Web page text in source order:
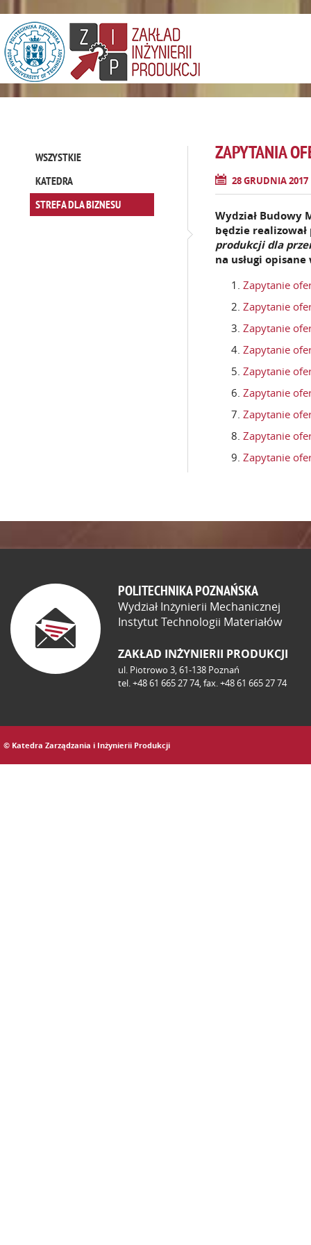
ZAPYTANIA
28 GRUDNIA 2017
Wydział Budowy
będzie
produkcji dla
na usługi
Zapytanie
Zapytanie
Zapytanie
Zapytanie
Zapytanie
Zapytanie
Zapytanie
Zapytanie
Zapytanie
WSZYSTKIE
KATEDRA
STREFA DLA BIZNESU
POLITECHNIKA POZNAŃSKA
Wydział Inżynierii Mechanicznej
Instytut Technologii Materiałów
ZAKŁAD INŻYNIERII PRODUKCJI
ul. Piotrowo 3, 61-138 Poznań
tel. +48 61 665 27 74, fax. +48 61 665 27 74
© Katedra Zarządzania i Inżynierii Produkcji